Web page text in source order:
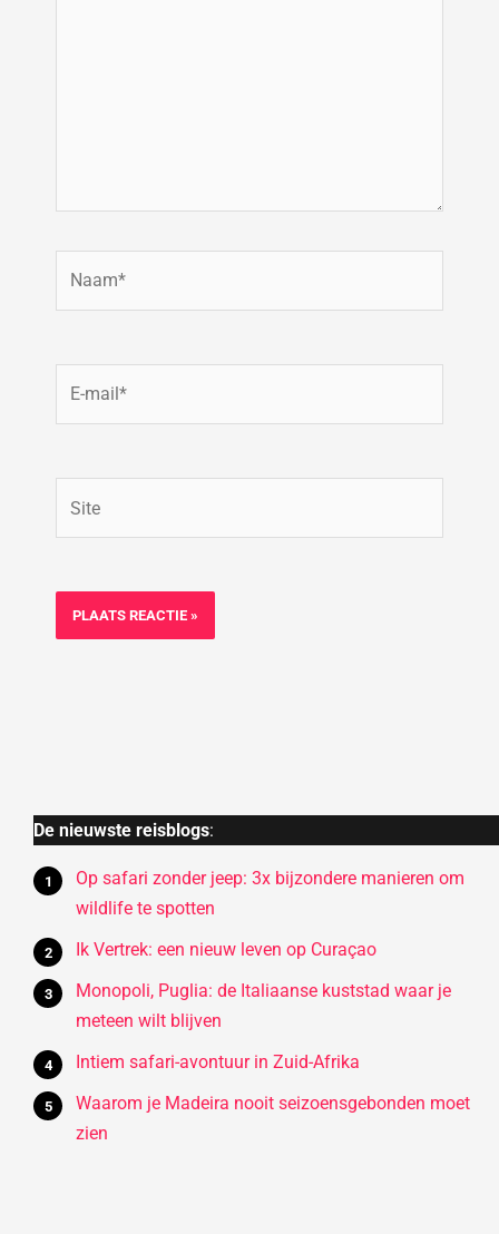
De nieuwste reisblogs:
Op safari zonder jeep: 3x bijzondere manieren om
wildlife te spotten
Ik Vertrek: een nieuw leven op Curaçao
Monopoli, Puglia: de Italiaanse kuststad waar je
meteen wilt blijven
Intiem safari-avontuur in Zuid-Afrika
Waarom je Madeira nooit seizoensgebonden moet
zien